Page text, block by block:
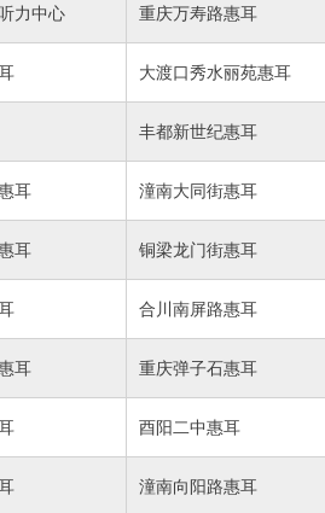
力中心 重庆万寿路惠耳
大渡口秀水丽苑惠耳
丰都新世纪惠耳
耳 潼南大同街惠耳
耳 铜梁龙门街惠耳
合川南屏路惠耳
耳 重庆弹子石惠耳
酉阳二中惠耳
潼南向阳路惠耳